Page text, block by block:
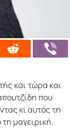
και τώρα και
που
κι αυτός τη
μαγειρική.